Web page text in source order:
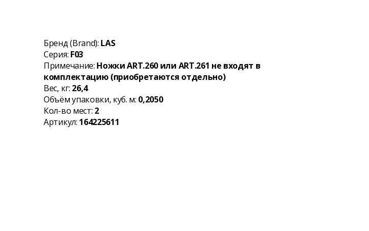
Бренд (Brand): LAS
Серия: F03
Примечание: Ножки ART.260 или ART.261 не входят в
комплектацию (приобретаются отдельно)
Вес, кг: 26,4
Объём упаковки, куб. м: 0,2050
Кол-во мест: 2
Артикул: 164225611